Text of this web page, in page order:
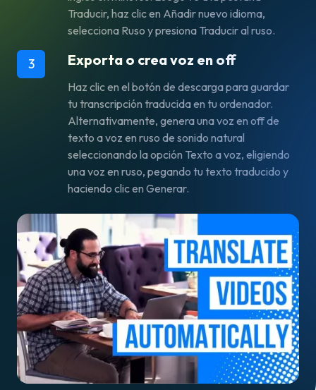
Traducir, haz clic en Añadir nuevo idioma,
selecciona Ruso y presiona Traducir al ruso.
3 Exporta o crea voz en off
Haz clic en el botón de descarga para guardar
tu transcripción traducida en tu ordenador.
Alternativamente, genera una voz en off de
texto a voz en ruso de sonido natural
seleccionando la opción Texto a voz, eligiendo
una voz en ruso, pegando tu texto traducido y
haciendo clic en Generar.